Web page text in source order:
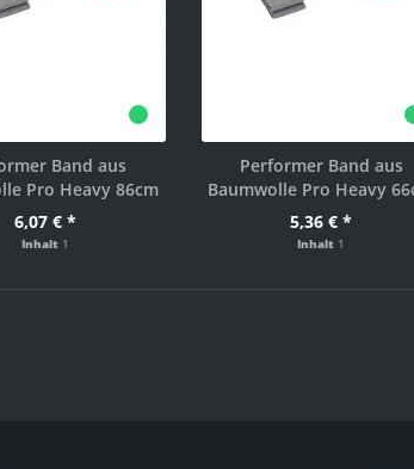
Band aus
Pro Heavy 86cm
6,07 € *
Inhalt 1
Performer Band aus
Baumwolle Pro Heavy
5,36 € *
Inhalt 1